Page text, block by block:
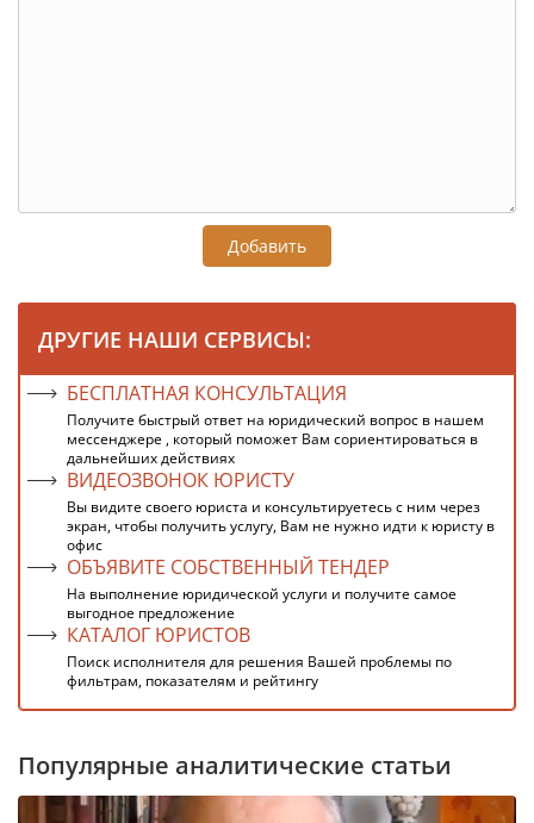
Добавить
ДРУГИЕ НАШИ СЕРВИСЫ:
БЕСПЛАТНАЯ КОНСУЛЬТАЦИЯ
Получите быстрый ответ на юридический вопрос в нашем
мессенджере , который поможет Вам сориентироваться в
дальнейших действиях
ВИДЕОЗВОНОК ЮРИСТУ
Вы видите своего юриста и консультируетесь с ним через
экран, чтобы получить услугу, Вам не нужно идти к юристу в
офис
ОБЪЯВИТЕ СОБСТВЕННЫЙ ТЕНДЕР
На выполнение юридической услуги и получите самое
выгодное предложение
КАТАЛОГ ЮРИСТОВ
Поиск исполнителя для решения Вашей проблемы по
фильтрам, показателям и рейтингу
Популярные аналитические статьи